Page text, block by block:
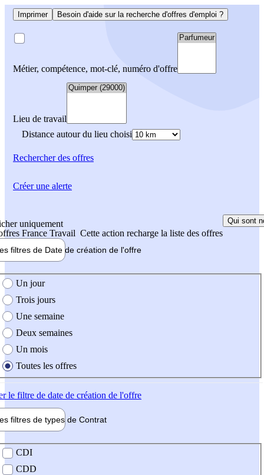
Imprimer Besoin d'aide sur la recherche d'offres d'emploi ?
Métier, compétence, mot-clé, numéro d'offre
Lieu de travail
Distance autour du lieu choisi
Rechercherdes offres
uniquement
France Travail Cette action recharge la liste des offres
Qui sont
filtres de Date de création de l'offre
création de l'offre
Un jour
Trois jours
Une semaine
Deux semaines
Un mois
Toutes les offres
le filtre de date de création de l'offre
filtres de types de Contrat
contrat
CDI
CDD
Créer une alerte